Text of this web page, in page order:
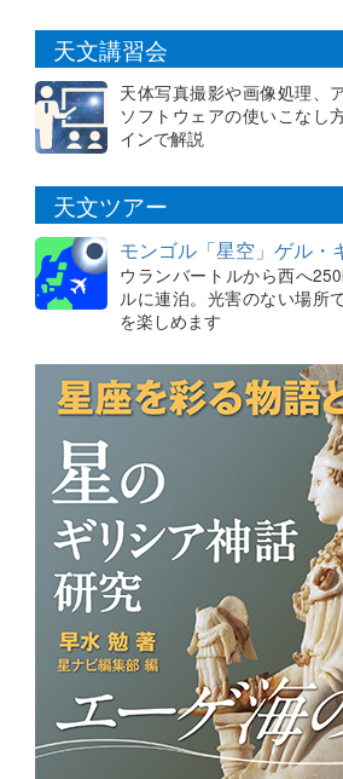
天文講習会
天体写真撮影や画像処理、
ソフトウェアの使いこなし
インで解説
天文ツアー
モンゴル「星空」ゲル・
ウランバートルから西へ
ルに連泊。光害のない場所
を楽しめます